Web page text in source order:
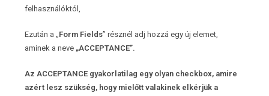
felhasználóktól,
Ezután a „Form Fields” résznél adj hozzá egy új elemet,
aminek a neve „ACCEPTANCE”.
Az ACCEPTANCE gyakorlatilag egy olyan checkbox, amire
azért lesz szükség, hogy mielőtt valakinek elkérjük a